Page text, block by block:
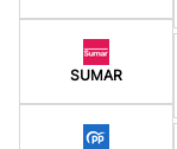
SUMAR